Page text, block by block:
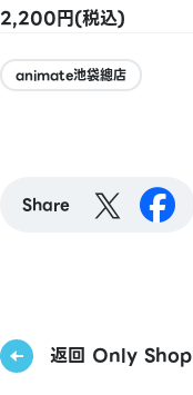
2,200円(税込)
animate池袋總店
Share
返回 Only Shop